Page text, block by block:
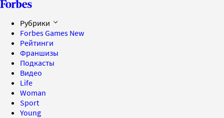
Рубрики
Forbes Games New
Рейтинги
Франшизы
Подкасты
Видео
Life
Woman
Sport
Young